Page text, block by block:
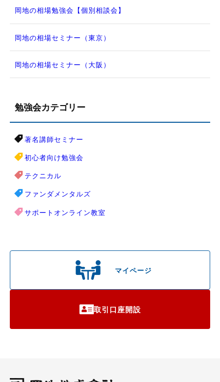
マイページ
取引口座開設
岡地の相場勉強会【個別相談会】
岡地の相場セミナー（東京）
岡地の相場セミナー（大阪）
勉強会カテゴリー
著名講師セミナー
初心者向け勉強会
テクニカル
ファンダメンタルズ
サポートオンライン教室